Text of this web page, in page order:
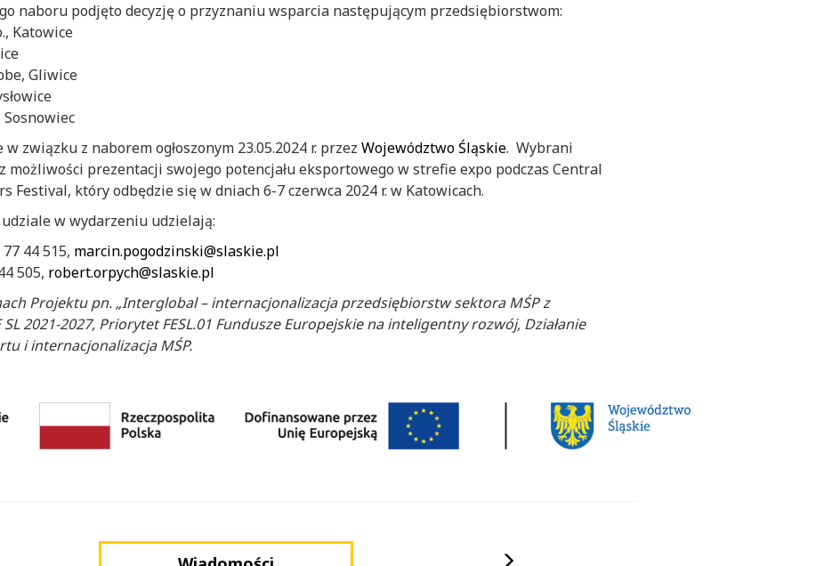
naboru podjęto decyzję o przyznaniu wsparcia następującym przedsiębiorstwom:
Katowice
Gliwice
Sosnowiec
związku z naborem ogłoszonym 23.05.2024 r. przez Województwo Śląskie. Wybrani
możliwości prezentacji swojego potencjału eksportowego w strefie expo podczas Central
Festival, który odbędzie się w dniach 6-7 czerwca 2024 r. w Katowicach.
w wydarzeniu udzielają:
44 515, marcin.pogodzinski@slaskie.pl
505, robert.orpych@slaskie.pl
Projektu pn. „Interglobal – internacjonalizacja przedsiębiorstw sektora MŚP z
2021-2027, Priorytet FESL.01 Fundusze Europejskie na inteligentny rozwój, Działanie
i internacjonalizacja MŚP.